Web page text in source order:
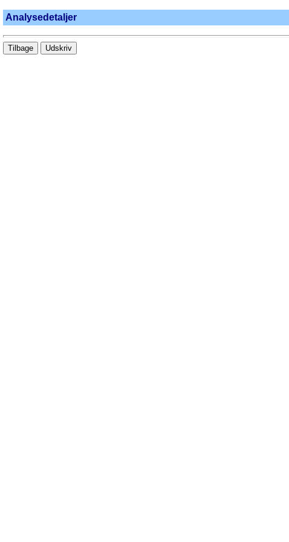
Analysedetaljer